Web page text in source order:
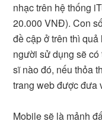
nhạc trên hệ thống
20.000 VNĐ). Con
đề cập ở trên thì
người sử dụng sẽ
sĩ nào đó, nếu thỏa
trang web được đưa
Mobile sẽ là mảnh